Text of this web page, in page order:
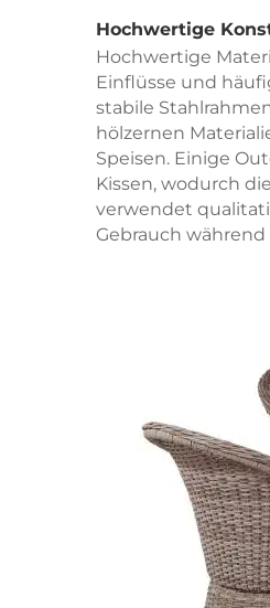
Hochwertige
Hochwertige
Einflüsse und
stabile
hölzernen
Speisen. Einige
Kissen, wodurch
verwendet
Gebrauch